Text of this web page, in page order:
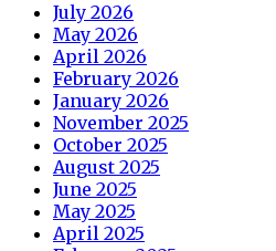
July 2026
May 2026
April 2026
February 2026
January 2026
November 2025
October 2025
August 2025
June 2025
May 2025
April 2025